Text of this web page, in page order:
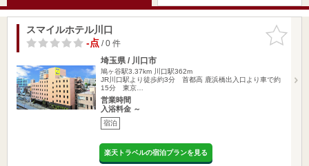
お気に入
りに追加
スマイルホテル川口
-点/ 0 件
埼玉県 / 川口市
鳩ヶ谷駅3.37km
川口駅362m
JR川口駅より徒歩約3分 首都高 鹿浜橋出入口より車で約
15分 東京…
営業時間
入浴料金 ～
宿泊
楽天トラベルの宿泊プランを見る